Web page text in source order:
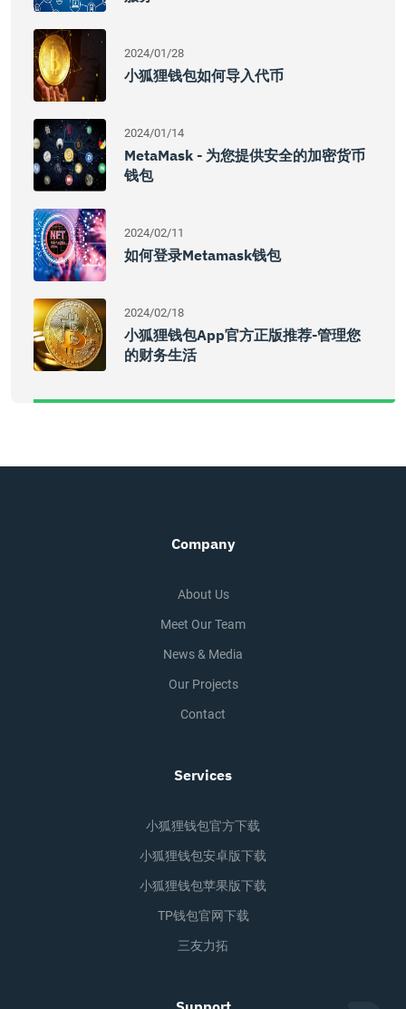
2024/01/28
小狐狸钱包如何导入代币
2024/01/14
MetaMask - 为您提供安全的加密货币
钱包
2024/02/11
如何登录Metamask钱包
2024/02/18
小狐狸钱包app官方正版推荐-管理您
的财务生活
Company
About Us
Meet Our Team
News & Media
Our Projects
Contact
Services
小狐狸钱包官方下载
小狐狸钱包安卓版下载
小狐狸钱包苹果版下载
TP钱包官网下载
三友力拓